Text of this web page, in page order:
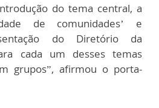
do tema central, a
de comunidades’ e
do Diretório da
cada um desses temas
grupos”, afirmou o porta-